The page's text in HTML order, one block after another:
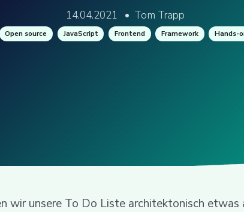
Provica
14.04.2021 • Tom Trapp
Open source JavaScript Frontend Framework Hands-
wir unsere To Do Liste architektonisch etwas